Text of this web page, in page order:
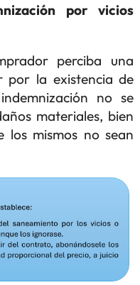
por vicios
perciba una
por la existencia de
no se
materiales, bien
los mismos no sean